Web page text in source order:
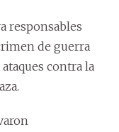
responsables
de guerra
contra la